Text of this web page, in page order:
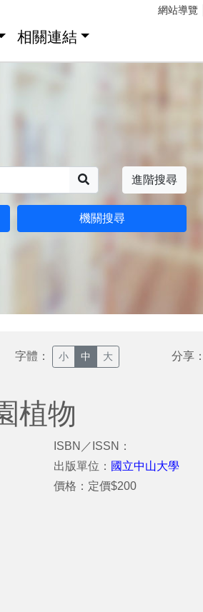
網站導覽
相關連結
進階搜尋
機關搜尋
字體： 小 中 大 分享：
植物
ISBN／ISSN：
出版單位： 國立中山大學
價格：定價$200